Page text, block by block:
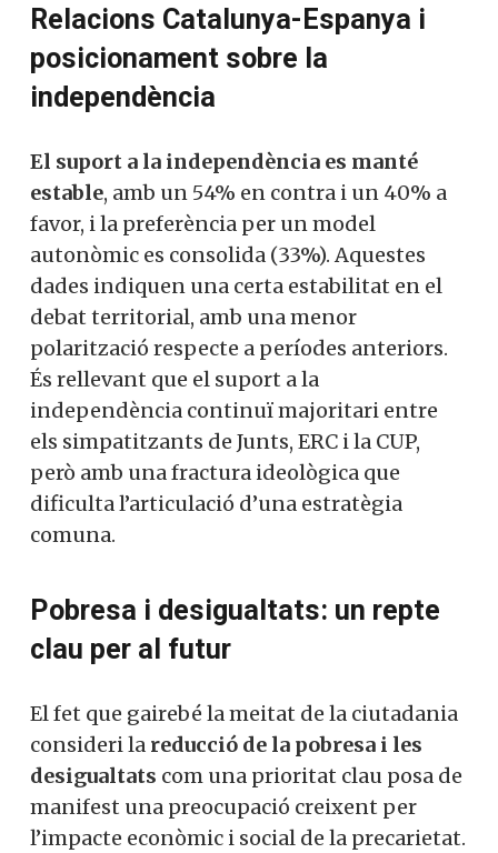
Relacions Catalunya-Espanya i
posicionament sobre la
independència
El suport a la independència es manté
estable, amb un 54% en contra i un 40% a
favor, i la preferència per un model
autonòmic es consolida (33%). Aquestes
dades indiquen una certa estabilitat en el
debat territorial, amb una menor
polarització respecte a períodes anteriors.
És rellevant que el suport a la
independència continuï majoritari entre
els simpatitzants de Junts, ERC i la CUP,
però amb una fractura ideològica que
dificulta l’articulació d’una estratègia
comuna.
Pobresa i desigualtats: un repte
clau per al futur
El fet que gairebé la meitat de la ciutadania
consideri la reducció de la pobresa i les
desigualtats com una prioritat clau posa de
manifest una preocupació creixent per
l’impacte econòmic i social de la precarietat.